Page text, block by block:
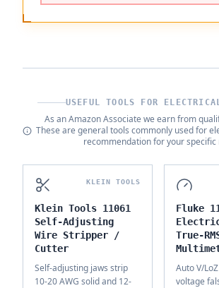
USEFUL TOOLS FOR
As an Amazon Associate we earn from
These are general tools commonly used for
recommendation for your specific
KLEIN TOOLS
Klein Tools 11061
Self-Adjusting
Wire Stripper /
Cutter
Self-adjusting jaws strip
10-20 AWG solid and 12-
Fluke
True-
Auto V/
voltage